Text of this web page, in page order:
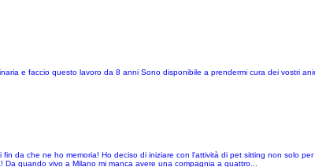
e faccio questo lavoro da 8 anni Sono disponibile a prendermi cura dei vostri
da che ne ho memoria! Ho deciso di iniziare con l'attività di pet sitting non solo
quando vivo a Milano mi manca avere una compagnia a quattro...